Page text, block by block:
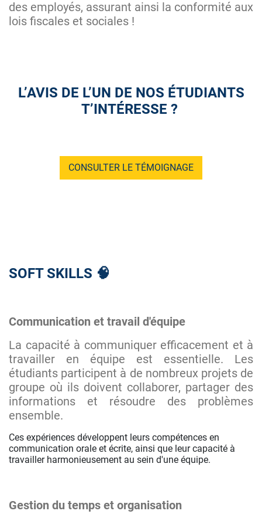
des employés, assurant ainsi la conformité aux
lois fiscales et sociales !
L’AVIS DE L’UN DE NOS ÉTUDIANTS
T’INTÉRESSE ?
CONSULTER LE TÉMOIGNAGE
SOFT SKILLS 🧠
Communication et travail d'équipe
La capacité à communiquer efficacement et à
travailler en équipe est essentielle. Les
étudiants participent à de nombreux projets de
groupe où ils doivent collaborer, partager des
informations et résoudre des problèmes
ensemble.
Ces expériences développent leurs compétences en
communication orale et écrite, ainsi que leur capacité à
travailler harmonieusement au sein d'une équipe.
Gestion du temps et organisation